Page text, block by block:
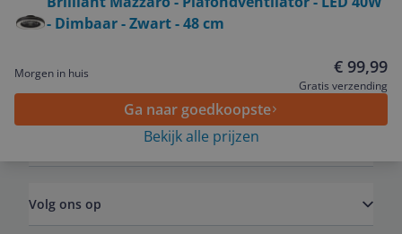
- Dimbaar - Zwart - 48 cm
Morgen in huis € 99,99
Gratis verzending
Ga naar goedkoopste
Bekijk alle prijzen
Service
Algemeen
Volg ons op